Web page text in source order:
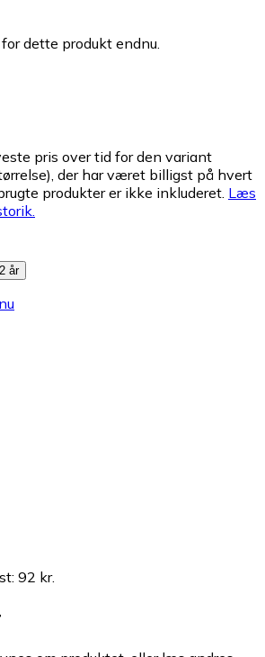
dette produkt endnu.
pris over tid for den variant
der har været billigst på hvert
produkter er ikke inkluderet. Læs
2 år
: 92 kr.